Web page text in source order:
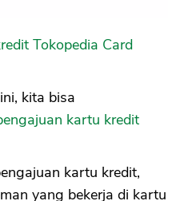
Tokopedia Card
kita bisa
kartu kredit
kartu kredit,
yang bekerja di kartu